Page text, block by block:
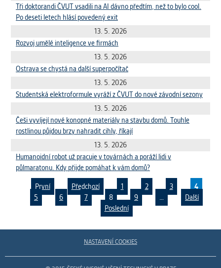
Tři doktorandi ČVUT vsadili na AI dávno předtím, než to bylo cool.
Po deseti letech hlásí povedený exit
13. 5. 2026
Rozvoj umělé inteligence ve firmách
13. 5. 2026
Ostrava se chystá na další superpočítač
13. 5. 2026
Studentská elektroformule vyráží z ČVUT do nové závodní sezony
13. 5. 2026
Češi vyvíjejí nové konopné materiály na stavbu domů. Touhle
rostlinou půjdou brzy nahradit cihly, říkají
13. 5. 2026
Humanoidní robot už pracuje v továrnách a poráží lidi v
půlmaratonu. Kdy přijde pomáhat k vám domů?
První Předchozí 1 2 3
4
5
6 7 8 9 …
Další
Poslední
NASTAVENÍ COOKIES